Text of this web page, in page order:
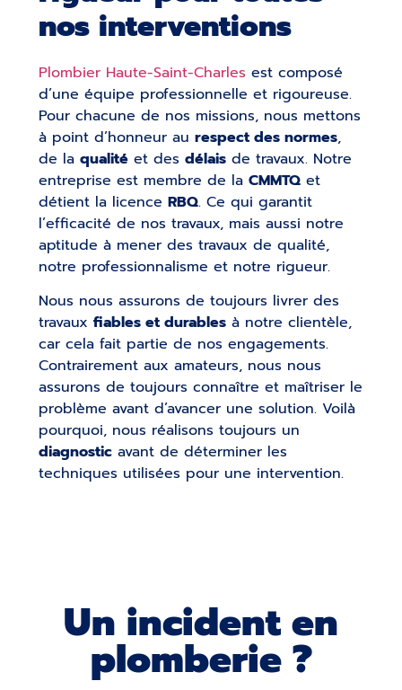
nos interventions
Plombier Haute-Saint-Charles est composé
d’une équipe professionnelle et rigoureuse.
Pour chacune de nos missions, nous mettons
à point d’honneur aurespect des normes,
de laqualité et desdélais de travaux. Notre
entreprise est membre de laCMMTQ et
détient la licenceRBQ. Ce qui garantit
l’efficacité de nos travaux, mais aussi notre
aptitude à mener des travaux de qualité,
notre professionnalisme et notre rigueur.
Nous nous assurons de toujours livrer des
travauxfiables et durables à notre clientèle,
car cela fait partie de nos engagements.
Contrairement aux amateurs, nous nous
assurons de toujours connaître et maîtriser le
problème avant d’avancer une solution. Voilà
pourquoi, nous réalisons toujours un
diagnostic avant de déterminer les
techniques utilisées pour une intervention.
Un incident en
plomberie ?